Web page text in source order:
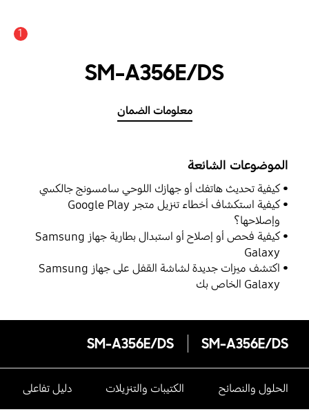
1
SM-A356E/DS
معلومات الضمان
الموضوعات الشائعة
كيفية تحديث هاتفك أو جهازك اللوحي سامسونج جالكسي
كيفية استكشاف أخطاء تنزيل متجر Google Play
وإصلاحها؟
كيفية فحص أو إصلاح أو استبدال بطارية جهاز Samsung
Galaxy
اكتشف ميزات جديدة لشاشة القفل على جهاز Samsung
Galaxy الخاص بك
SM-A356E/DS
SM-A356E/DS
الحلول والنصائح الكتيبات والتنزيلات دليل تفاعلى